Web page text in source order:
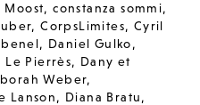
Moost,constanza sommi,
,CorpsLimites, Cyril
, Daniel Gulko,
Le Pierrès, Dany et
Weber,
Lanson, Diana Bratu,